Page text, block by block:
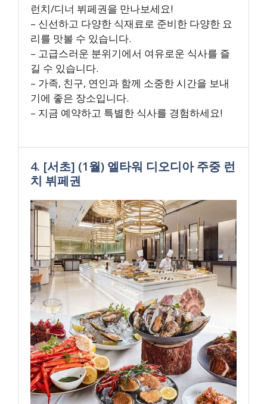
런치/디너 뷔페권을 만나보세요!
– 신선하고 다양한 식재료로 준비한 다양한 요
리를 맛볼 수 있습니다.
– 고급스러운 분위기에서 여유로운 식사를 즐
길 수 있습니다.
– 가족, 친구, 연인과 함께 소중한 시간을 보내
기에 좋은 장소입니다.
– 지금 예약하고 특별한 식사를 경험하세요!
4. [서초] (1월) 엘타워 디오디아 주중 런
치 뷔페권